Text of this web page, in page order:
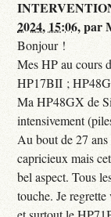
2024, 15:06,par
Bonjour !
Mes HP au cours
HP17BII ;
Ma HP48GX de
intensivement
Au bout de 27
capricieux mais
bel aspect. Tous
touche. Je